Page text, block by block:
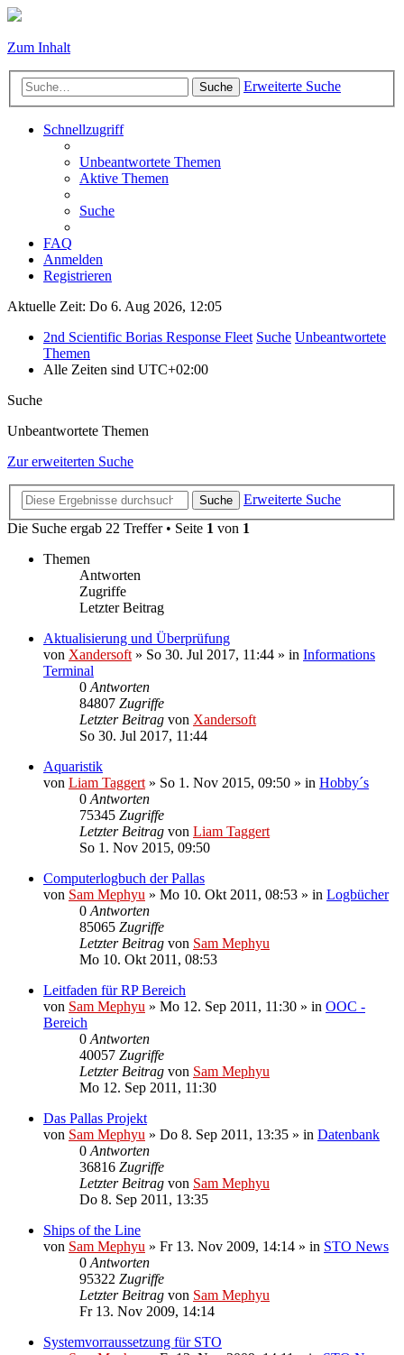
Zum Inhalt
Suche Erweiterte Suche
Schnellzugriff
Unbeantwortete Themen
Aktive Themen
Suche
FAQ
Anmelden
Registrieren
Aktuelle Zeit: Do 6. Aug 2026, 12:05
2nd Scientific Borias Response Fleet Suche Unbeantwortete
Themen
Alle Zeiten sind UTC+02:00
Suche
Unbeantwortete Themen
Zur erweiterten Suche
Suche
Erweiterte Suche
Die Suche ergab 22 Treffer • Seite 1 von 1
Themen
Antworten
Zugriffe
Letzter Beitrag
Aktualisierung und Überprüfung
von Xandersoft » So 30. Jul 2017, 11:44 » in Informations
Terminal
0 Antworten
84807 Zugriffe
Letzter Beitrag von Xandersoft
So 30. Jul 2017, 11:44
Aquaristik
von Liam Taggert » So 1. Nov 2015, 09:50 » in Hobby´s
0 Antworten
75345 Zugriffe
Letzter Beitrag von Liam Taggert
So 1. Nov 2015, 09:50
Computerlogbuch der Pallas
von Sam Mephyu » Mo 10. Okt 2011, 08:53 » in Logbücher
0 Antworten
85065 Zugriffe
Letzter Beitrag von Sam Mephyu
Mo 10. Okt 2011, 08:53
Leitfaden für RP Bereich
von Sam Mephyu » Mo 12. Sep 2011, 11:30 » in OOC -
Bereich
0 Antworten
40057 Zugriffe
Letzter Beitrag von Sam Mephyu
Mo 12. Sep 2011, 11:30
Das Pallas Projekt
von Sam Mephyu » Do 8. Sep 2011, 13:35 » in Datenbank
0 Antworten
36816 Zugriffe
Letzter Beitrag von Sam Mephyu
Do 8. Sep 2011, 13:35
Ships of the Line
von Sam Mephyu » Fr 13. Nov 2009, 14:14 » in STO News
0 Antworten
95322 Zugriffe
Letzter Beitrag von Sam Mephyu
Fr 13. Nov 2009, 14:14
Systemvorraussetzung für STO